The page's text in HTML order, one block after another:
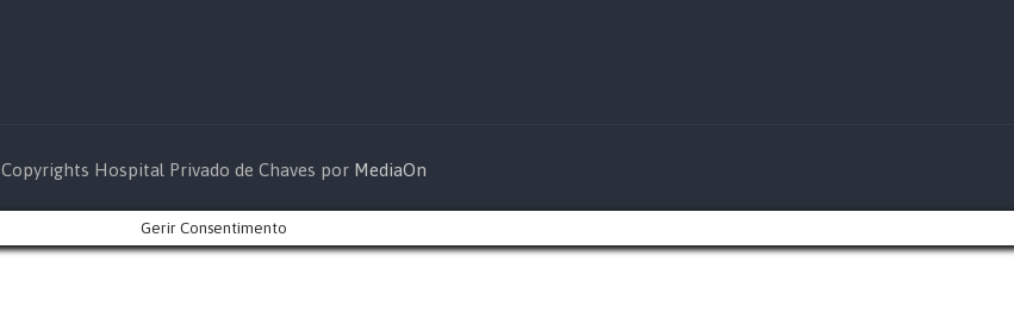
Copyrights Hospital Privado de Chaves por MediaOn
Gerir Consentimento